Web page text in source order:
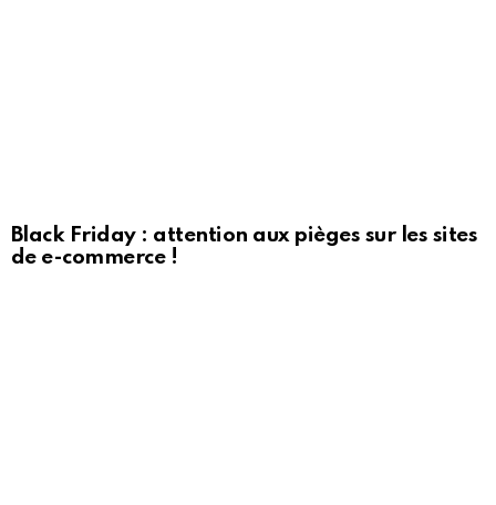
Black Friday : attention aux pièges sur les sites
de e-commerce !